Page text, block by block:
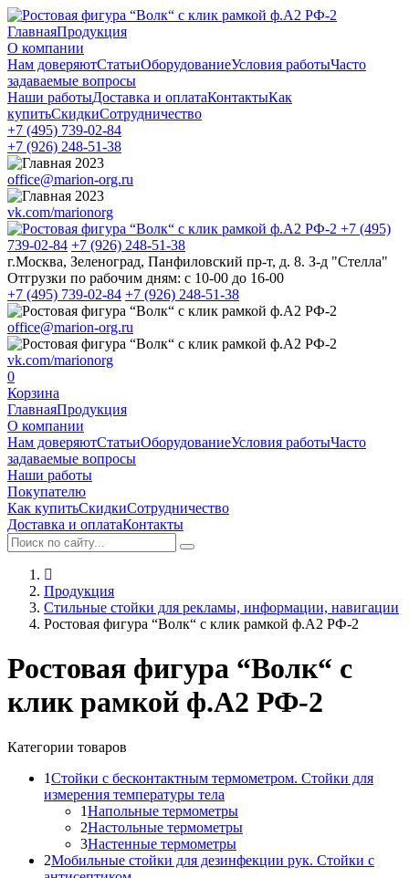
ГлавнаяПродукция
О компании
Нам доверяютСтатьиОборудованиеУсловия работыЧасто
задаваемые вопросы
Наши работыДоставка и оплатаКонтактыКак
купитьСкидкиСотрудничество
+7 (495) 739-02-84
+7 (926) 248-51-38
office@marion-org.ru
vk.com/marionorg
+7 (495)
739-02-84 +7 (926) 248-51-38
г.Москва, Зеленоград, Панфиловский пр-т, д. 8. З-д "Стелла"
Отгрузки по рабочим дням: с 10-00 до 16-00
+7 (495) 739-02-84 +7 (926) 248-51-38
office@marion-org.ru
vk.com/marionorg
0
Корзина
ГлавнаяПродукция
О компании
Нам доверяютСтатьиОборудованиеУсловия работыЧасто
задаваемые вопросы
Наши работы
Покупателю
Как купитьСкидкиСотрудничество
Доставка и оплатаКонтакты
Продукция
Стильные стойки для рекламы, информации, навигации
Ростовая фигура “Волк“ с клик рамкой ф.А2 РФ-2
Ростовая фигура “Волк“ с
клик рамкой ф.А2 РФ-2
Категории товаров
1Стойки с бесконтактным термометром. Стойки для
измерения температуры тела
1Напольные термометры
2Настольные термометры
3Настенные термометры
2Мобильные стойки для дезинфекции рук. Стойки с